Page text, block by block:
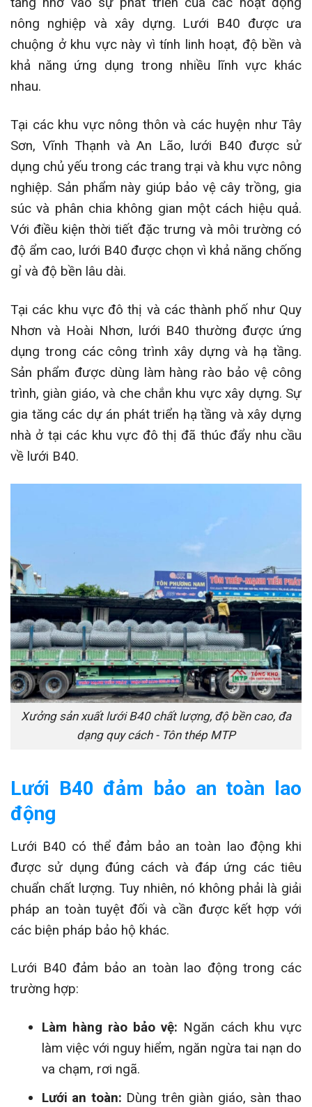
nông nghiệp và xây dựng. Lưới B40 được ưa
chuộng ở khu vực này vì tính linh hoạt, độ bền và
khả năng ứng dụng trong nhiều lĩnh vực khác
nhau.
Tại các khu vực nông thôn và các huyện như Tây
Sơn, Vĩnh Thạnh và An Lão, lưới B40 được sử
dụng chủ yếu trong các trang trại và khu vực nông
nghiệp. Sản phẩm này giúp bảo vệ cây trồng, gia
súc và phân chia không gian một cách hiệu quả.
Với điều kiện thời tiết đặc trưng và môi trường có
độ ẩm cao, lưới B40 được chọn vì khả năng chống
gỉ và độ bền lâu dài.
Tại các khu vực đô thị và các thành phố như Quy
Nhơn và Hoài Nhơn, lưới B40 thường được ứng
dụng trong các công trình xây dựng và hạ tầng.
Sản phẩm được dùng làm hàng rào bảo vệ công
trình, giàn giáo, và che chắn khu vực xây dựng. Sự
gia tăng các dự án phát triển hạ tầng và xây dựng
nhà ở tại các khu vực đô thị đã thúc đẩy nhu cầu
về lưới B40.
Xưởng sản xuất lưới B40 chất lượng, độ bền cao, đa
dạng quy cách - Tôn thép MTP
Lưới B40 đảm bảo an toàn lao
động
Lưới B40 có thể đảm bảo an toàn lao động khi
được sử dụng đúng cách và đáp ứng các tiêu
chuẩn chất lượng. Tuy nhiên, nó không phải là giải
pháp an toàn tuyệt đối và cần được kết hợp với
các biện pháp bảo hộ khác.
Lưới B40 đảm bảo an toàn lao động trong các
trường hợp:
Làm hàng rào bảo vệ: Ngăn cách khu vực
làm việc với nguy hiểm, ngăn ngừa tai nạn do
va chạm, rơi ngã.
Lưới an toàn: Dùng trên giàn giáo, sàn thao